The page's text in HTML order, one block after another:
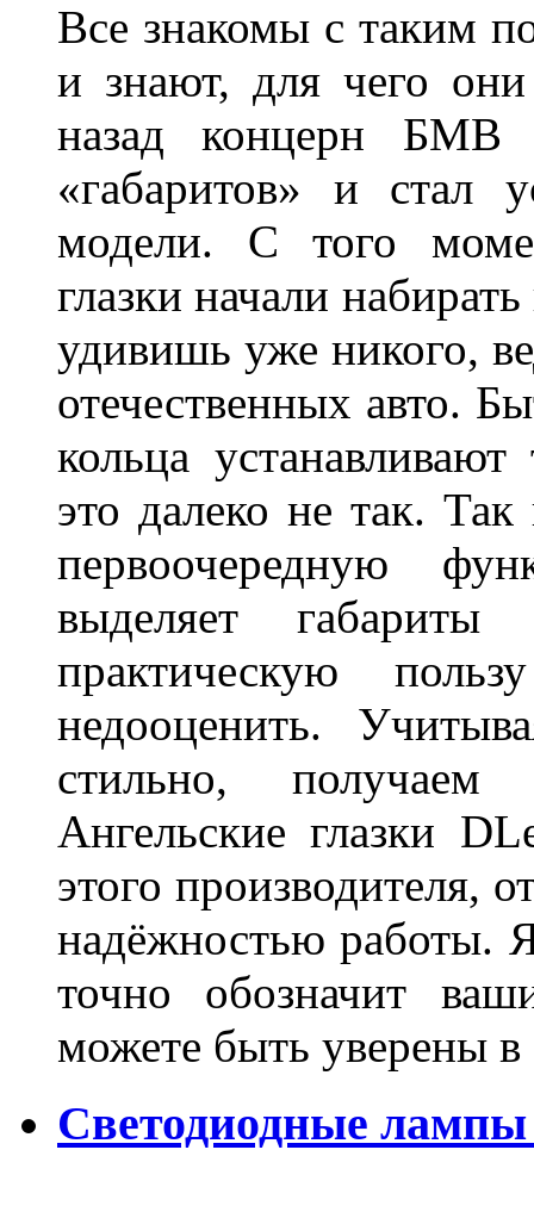
Все знакомы с таким
и знают, для чего
назад концерн БМВ
«габаритов» и стал
модели. С того
глазки начали
удивишь уже никого,
отечественных авто.
кольца
это далеко не так. Так
первоочередную
выделяет
практическую
недооценить.
стильно,
Ангельские глазки
этого производителя,
надёжностью работы.
точно обозначит
можете быть уверены
Светодиодные